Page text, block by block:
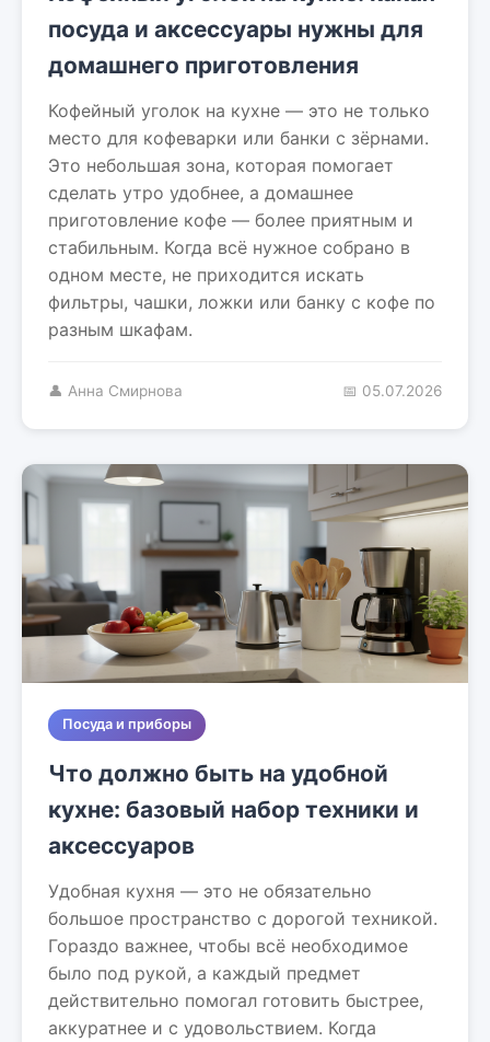
посуда и аксессуары нужны для
домашнего приготовления
Кофейный уголок на кухне — это не только
место для кофеварки или банки с зёрнами.
Это небольшая зона, которая помогает
сделать утро удобнее, а домашнее
приготовление кофе — более приятным и
стабильным. Когда всё нужное собрано в
одном месте, не приходится искать
фильтры, чашки, ложки или банку с кофе по
разным шкафам.
👤 Анна Смирнова 📅 05.07.2026
Посуда и приборы
Что должно быть на удобной
кухне: базовый набор техники и
аксессуаров
Удобная кухня — это не обязательно
большое пространство с дорогой техникой.
Гораздо важнее, чтобы всё необходимое
было под рукой, а каждый предмет
действительно помогал готовить быстрее,
аккуратнее и с удовольствием. Когда